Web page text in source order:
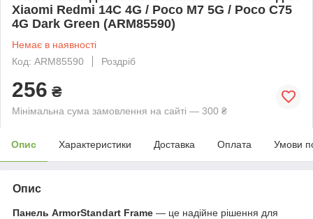
Xiaomi Redmi 14C 4G / Poco M7 5G / Poco C75
4G Dark Green (ARM85590)
Немає в наявності
Код: ARM85590
Роздріб
256 ₴
Мінімальна сума замовлення на сайті — 300 ₴
Опис Характеристики Доставка Оплата Умови
Опис
Панель ArmorStandart Frame — це надійне рішення для